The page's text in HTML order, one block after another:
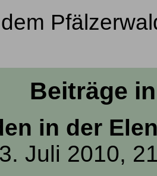
Beiträge
in der
Juli 2010,